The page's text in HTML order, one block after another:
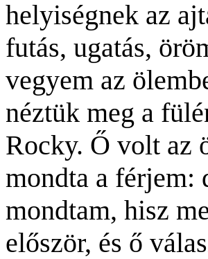
helyiségnek az
futás, ugatás,
vegyem az
néztük meg a
Rocky. Ő volt az
mondta a férjem:
mondtam, hisz
először, és ő